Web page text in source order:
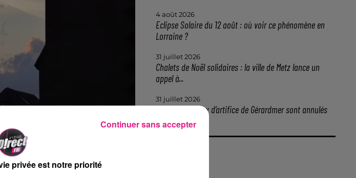
4 août 2026
Eclipse Solaire du 12 août : où voir ce phénomène en
Lorraine ?
31 juillet 2026
Chalets de Noël solidaires : la ville de Metz lance un
appel à...
31 juillet 2026
Vosges : les feux d’artifice de Gérardmer sont annulés
privée est notre priorité
Continuer sans accepter